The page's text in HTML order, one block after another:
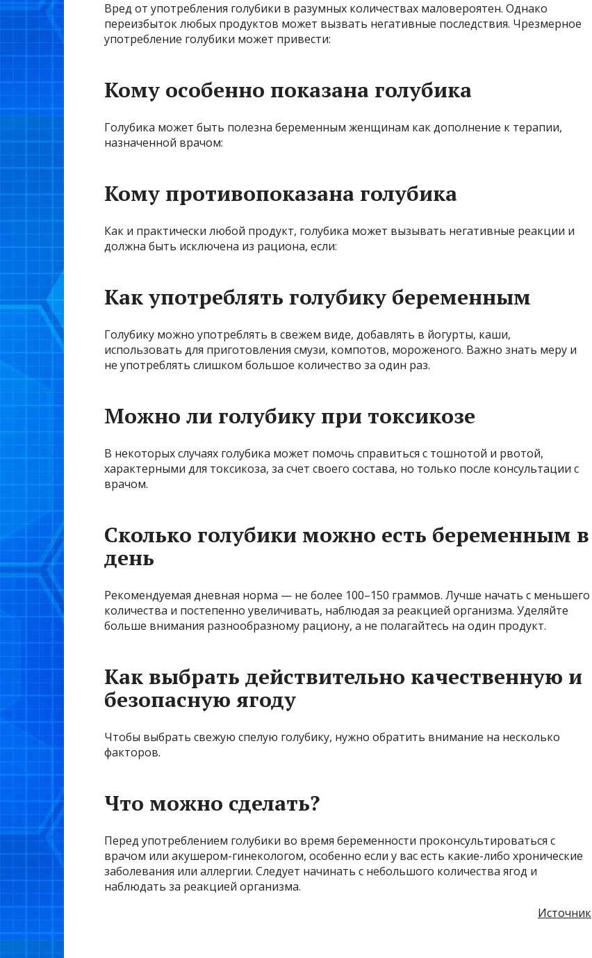
Вред от употребления голубики в разумных количествах маловероятен. Однако
переизбыток любых продуктов может вызвать негативные последствия. Чрезмерное
употребление голубики может привести:
Кому особенно показана голубика
Голубика может быть полезна беременным женщинам как дополнение к терапии,
назначенной врачом:
Кому противопоказана голубика
Как и практически любой продукт, голубика может вызывать негативные реакции и
должна быть исключена из рациона, если:
Как употреблять голубику беременным
Голубику можно употреблять в свежем виде, добавлять в йогурты, каши,
использовать для приготовления смузи, компотов, мороженого. Важно знать меру и
не употреблять слишком большое количество за один раз.
Можно ли голубику при токсикозе
В некоторых случаях голубика может помочь справиться с тошнотой и рвотой,
характерными для токсикоза, за счет своего состава, но только после консультации с
врачом.
Сколько голубики можно есть беременным в
день
Рекомендуемая дневная норма — не более 100–150 граммов. Лучше начать с меньшего
количества и постепенно увеличивать, наблюдая за реакцией организма. Уделяйте
больше внимания разнообразному рациону, а не полагайтесь на один продукт.
Как выбрать действительно качественную и
безопасную ягоду
Чтобы выбрать свежую спелую голубику, нужно обратить внимание на несколько
факторов.
Что можно сделать?
Перед употреблением голубики во время беременности проконсультироваться с
врачом или акушером-гинекологом, особенно если у вас есть какие-либо хронические
заболевания или аллергии. Следует начинать с небольшого количества ягод и
наблюдать за реакцией организма.
Источник